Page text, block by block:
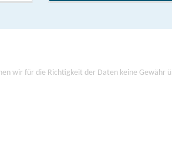
wir für die Richtigkeit der Daten keine Gewähr